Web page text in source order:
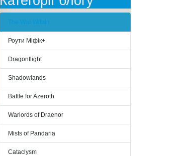
The War Within
Роути Міфік+
Dragonflight
Shadowlands
Battle for Azeroth
Warlords of Draenor
Mists of Pandaria
Cataclysm